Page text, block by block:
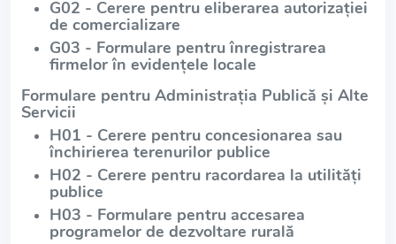
G02 - Cerere pentru eliberarea autorizației
de comercializare
G03 - Formulare pentru înregistrarea
firmelor în evidențele locale
Formulare pentru Administrația Publică și Alte
Servicii
H01 - Cerere pentru concesionarea sau
închirierea terenurilor publice
H02 - Cerere pentru racordarea la utilități
publice
H03 - Formulare pentru accesarea
programelor de dezvoltare rurală